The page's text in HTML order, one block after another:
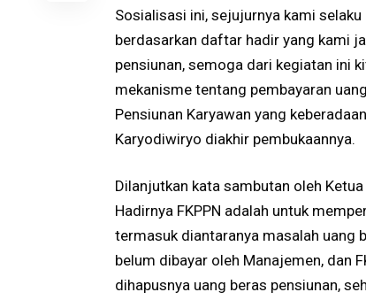
Sosialisasi ini, sejujurnya kami
berdasarkan daftar hadir yang kami
pensiunan, semoga dari kegiatan ini
mekanisme tentang pembayaran
Pensiunan Karyawan yang
Karyodiwiryo diakhir pembukaannya.
Dilanjutkan kata sambutan oleh Ketua
Hadirnya FKPPN adalah untuk
termasuk diantaranya masalah uang
belum dibayar oleh Manajemen, dan
dihapusnya uang beras pensiunan,